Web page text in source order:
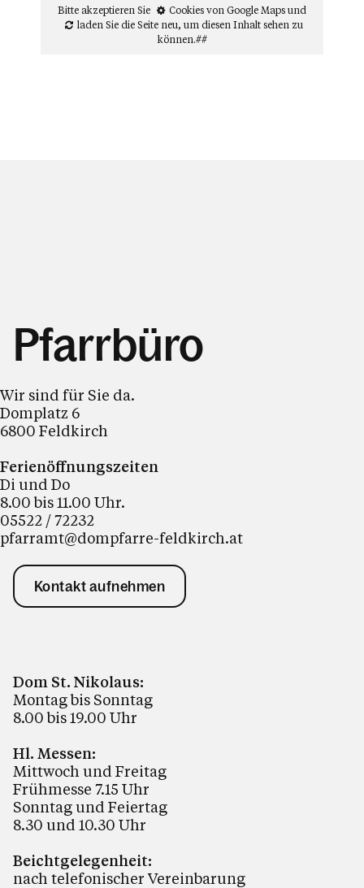
Bitte akzeptieren Sie
Cookies von Google Mapsund
laden Sie die Seite neu, um diesen Inhalt sehen zu
können.##
Pfarrbüro
Wir sind für Sie da.
Domplatz 6
6800 Feldkirch
Ferienöffnungszeiten
Di und Do
8.00 bis 11.00 Uhr.
05522 / 72232
pfarramt@dompfarre-feldkirch.at
Kontakt aufnehmen
Dom St. Nikolaus:
Montag bis Sonntag
8.00 bis 19.00 Uhr
Hl. Messen:
Mittwoch und Freitag
Frühmesse 7.15 Uhr
Sonntag und Feiertag
8.30 und 10.30 Uhr
Beichtgelegenheit:
nach telefonischer Vereinbarung